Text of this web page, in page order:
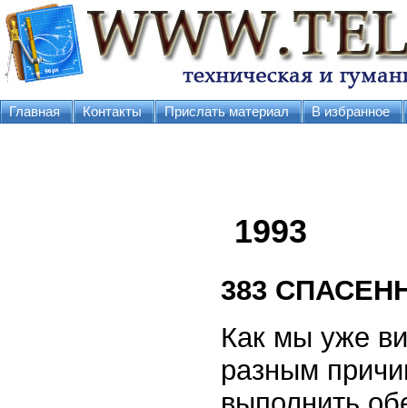
Главная Контакты Прислать материал В избранное
1993
383
Как мы уже
разным